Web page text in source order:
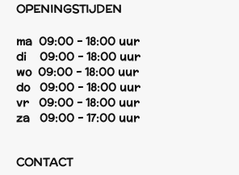
OPENINGSTIJDEN
ma 09:00 - 18:00 uur
di 09:00 - 18:00 uur
wo 09:00 - 18:00 uur
do 09:00 - 18:00 uur
vr 09:00 - 18:00 uur
za 09:00 - 17:00 uur
CONTACT